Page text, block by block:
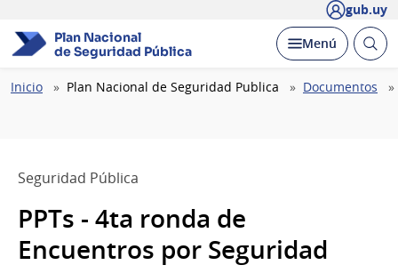
gub.uy
Plan Nacional
de Seguridad Pública
Desplegar
Menú Abrir
Ruta
Inicio Plan Nacional de Seguridad Publica Documentos
Seguridad Pública
PPTs - 4ta ronda de
Encuentros por Seguridad